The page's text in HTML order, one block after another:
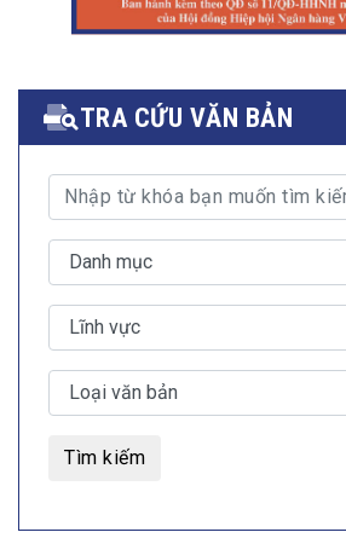
TRA CỨU VĂN BẢN
Tìm kiếm